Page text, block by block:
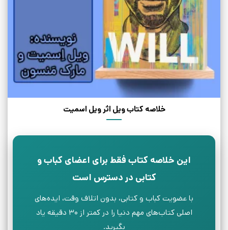
خلاصه کتاب ویل اثر ویل اسمیت
این خلاصه کتاب فقط برای اعضای کباب و
کتابی در دسترس است
با عضویت کباب و کتابی، بدون اتلاف وقت، ایده‌های
اصلی کتاب‌های مهم دنیا را در کمتر از ۳۰ دقیقه یاد
بگیرید.